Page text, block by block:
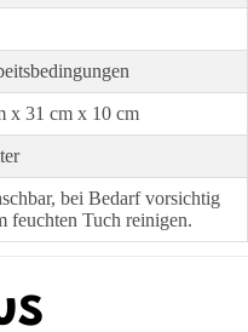
x 31 cm x 10 cm
bei Bedarf vorsichtig
feuchten Tuch reinigen.